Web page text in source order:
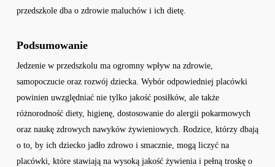
przedszkole dba o zdrowie maluchów i ich dietę.
Podsumowanie
Jedzenie w przedszkolu ma ogromny wpływ na zdrowie,
samopoczucie oraz rozwój dziecka. Wybór odpowiedniej placówki
powinien uwzględniać nie tylko jakość posiłków, ale także
różnorodność diety, higienę, dostosowanie do alergii pokarmowych
oraz naukę zdrowych nawyków żywieniowych. Rodzice, którzy dbają
o to, by ich dziecko jadło zdrowo i smacznie, mogą liczyć na
placówki, które stawiają na wysoką jakość żywienia i pełną troskę o